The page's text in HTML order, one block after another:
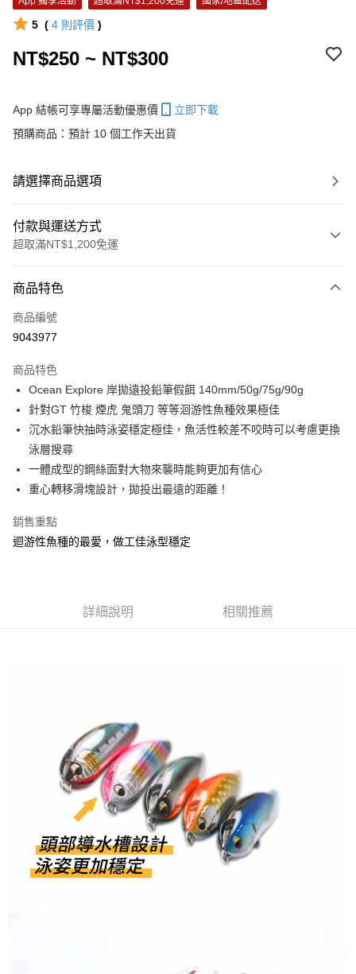
5 ( 4 則評價 )
NT$250 ~ NT$300
App 結帳可享專屬活動優惠價
立即下載
預購商品：預計 10 個工作天出貨
請選擇商品選項
付款與運送方式
超取滿NT$1,200免運
信用卡一次付款
信用卡分期付款
合作金庫商業銀行
華南商業銀行
彰化商業銀行
上海商業儲蓄銀行
台北富邦商業銀行
國泰世華商業銀行
兆豐國際商業銀行
臺灣中小企業銀行
匯豐（台灣）商業銀行
華泰商業銀行
聯邦商業銀行
遠東國際商業銀行
元大商業銀行
永豐商業銀行
台新國際商業銀行
台灣樂天信用卡公司
Apple Pay
街口支付
悠遊付
相關說明
【大哥付你分期使用說明】
3.實際核准額度、可分期數及費用金額請依後續交易確認頁面所載為準。
帳／街口支付／iPASS MONEY」等通路繳費。
【注意事項】
1.本服務係由「台灣大哥大股份有限公司」（以下簡稱本公司）所提供，讓
用戶於交易時，得透過本服務購買商品或服務，並由商店將買賣／分期付款
買賣價金債權讓與本公司後，依約使用本公司帳單繳交帳款。
2.基於同意付款使用「大哥付你分期」之契約關係目的，商店將以您的個人
資料（包含姓名、電話或地址）提供予台灣大哥大進項蒐集、處理及利用，
由本公司與您本人進行分期帳單所需資料之確認、核對及更正。
3.完整用戶服務條款，請詳閱以下連結：
https://oppay.tw/userRule
AFTEE先享後付
２．訂單成立數日內，您將收到繳費通知簡訊。
３．收到繳費通知簡訊後14天內，點擊此簡訊中的連結，可透過四大超商／
ATM／網路銀行／等多元方式進行付款，方視為交易完成。
※ 請注意：結帳手續完成當下不需立刻繳費，但若您需要取消訂單，請聯絡
購買商品的店家。未經商家同意取消之訂單仍視為有效，需透過AFTEE先享
後付繳納相關費用。
※ 交易是否成功請以「AFTEE先享後付 」之結帳頁面顯示為準，若有關於
是否繳費成功／繳費後需取消欲退款等相關疑問，請聯繫「AFTEE先享後付
客戶支援中心」https://netprotections.freshdesk.com/support/home
【注意事項】
付款後全家取貨
每筆NT$60，滿NT$1,200(含以上)免運費
7-11取貨付款
每筆NT$60，滿NT$1,200(含以上)免運費
付款後7-11取貨
每筆NT$60，滿NT$1,200(含以上)免運費
每筆NT$200，滿NT$2,000(含以上)免運費
商品特色
商品編號
9043977
商品特色
Ocean Explore 岸拋遠投鉛筆假餌 140mm/50g/75g/90g
針對GT 竹梭 煙虎 鬼頭刀 等等洄游性魚種效果極佳
沉水鉛筆快抽時泳姿穩定極佳，魚活性較差不咬時可以考慮更換
泳層搜尋
一體成型的鋼絲面對大物來襲時能夠更加有信心
重心轉移滑塊設計，拋投出最遠的距離！
銷售重點
迴游性魚種的最愛，做工佳泳型穩定
詳細說明 相關推薦